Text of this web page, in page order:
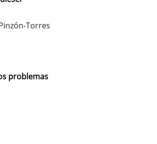
Torres
problemas